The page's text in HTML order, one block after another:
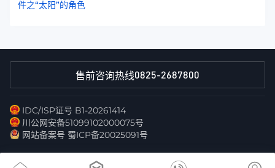
件之“太阳”的角色
售前咨询热线0825-2687800
IDC/ISP证号 B1-20261414
川公网安备51099102000075号
网站备案号 蜀ICP备20025091号